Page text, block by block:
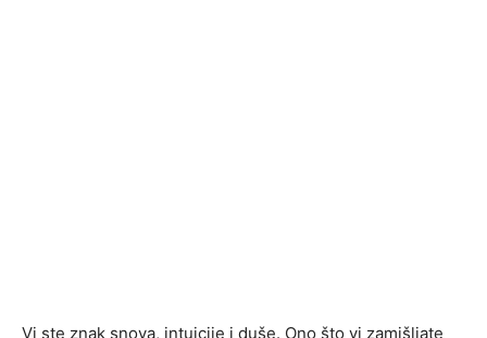
Vi ste znak snova, intuicije i duše. Ono što vi zamišljate